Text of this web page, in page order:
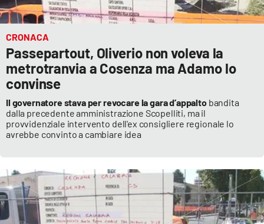
Laconair.it
Lacitymag.it
Lacapitalenews.it
Ilreggino.it
Ilvibonese.it
Catanzarochannel.it
CRONACA
Passepartout, Oliverio non voleva la
metrotranvia a Cosenza ma Adamo lo
convinse
Il governatore stava per revocare la gara d’appaltobandita
dalla precedente amministrazione Scopelliti, ma il
provvidenziale intervento dell'ex consigliere regionale lo
avrebbe convinto a cambiare idea